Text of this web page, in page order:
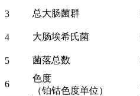
3
总大肠菌群
4 大肠埃希氏菌
5 菌落总数
6
色度
（铂钴色度单位）